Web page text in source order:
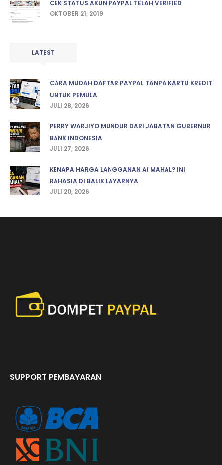
CEK STATUS AKUN PAYPAL TELAH VERIFIED
OKTOBER 21, 2019
LATEST
CARA MUDAH DAFTAR PAYPAL TANPA KARTU KREDIT
UNTUK PEMULA
JULI 28, 2026
PERRY WARJIYO MUNDUR DARI JABATAN GUBERNUR
BANK INDONESIA
JULI 27, 2026
KENAPA HARGA LANGGANAN AI MAHAL? INI
RAHASIA DI BALIK LAYARNYA
JULI 20, 2026
SUPPORT PEMBAYARAN